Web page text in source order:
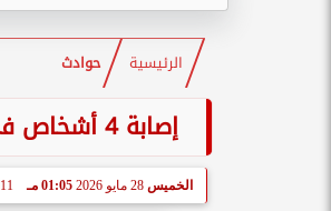
الرئيسية حوادث
إصابة 4 أشخاص في انقلاب سيارة سوزوكي بطريق القاهرة- أسيوط الصحراوي الغربي
الخميس 28 مايو 2026 01:05 مـ 11 ذو الحجة 1447